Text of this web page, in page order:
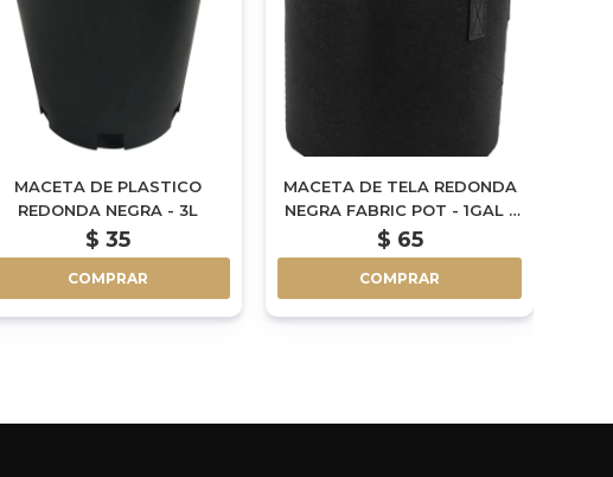
MACETA DE PLASTICO
REDONDA NEGRA - 3L
$ 35
COMPRAR
MACETA DE TELA REDONDA
NEGRA FABRIC POT - 1GAL -
4L
$ 65
COMPRAR